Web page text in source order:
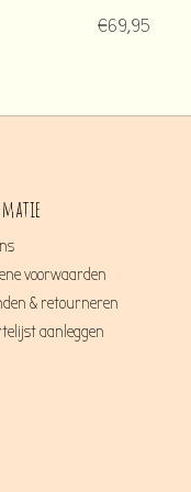
€69,95
voorwaarden
& retourneren
aanleggen